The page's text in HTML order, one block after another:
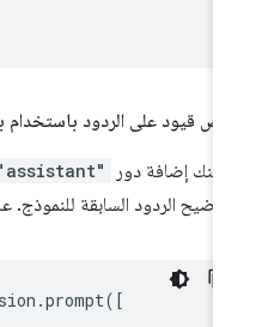
قيود على الردود باستخدام
إضافة دور "assistant" ،
الردود السابقة للنموذج. على
session.prompt